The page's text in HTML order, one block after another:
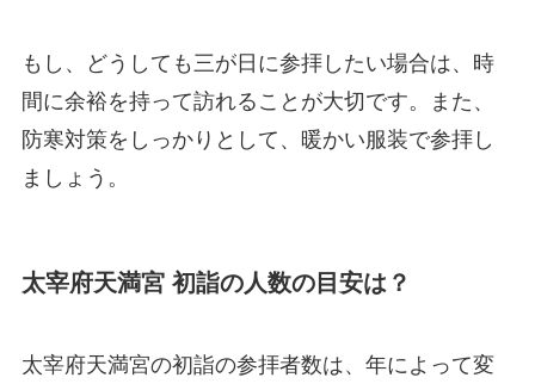
もし、どうしても三が日に参拝したい場合は、時
間に余裕を持って訪れることが大切です。また、
防寒対策をしっかりとして、暖かい服装で参拝し
ましょう。
太宰府天満宮 初詣の人数の目安は？
太宰府天満宮の初詣の参拝者数は、年によって変